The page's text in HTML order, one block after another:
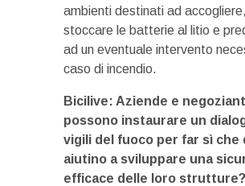
ambienti destinati ad accogliere,
stoccare le batterie al litio e
ad un eventuale intervento
caso di incendio.
Bicilive: Aziende e
possono instaurare un
vigili del fuoco per far sì che
aiutino a sviluppare una
efficace delle loro strutture?